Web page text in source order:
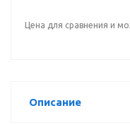
Цена для сравнения и
Описание